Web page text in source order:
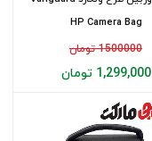
HP Camera Bag
1500000 تومان
1,299,000 تومان